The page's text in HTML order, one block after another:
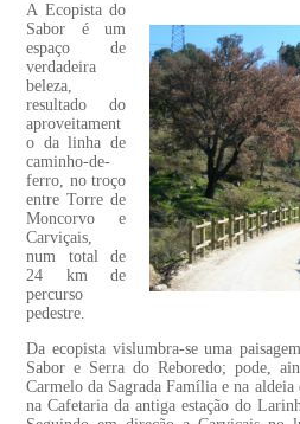
A Ecopista do
Sabor é um
espaço de
verdadeira
beleza,
resultado do
aproveitament
o da linha de
caminho-de-
ferro, no troço
entre Torre de
Moncorvo e
Carviçais,
num total de
24 km de
percurso
pedestre.
Da ecopista vislumbra-se uma
Sabor e Serra do Reboredo; pode,
Carmelo da Sagrada Família e na
na Cafetaria da antiga estação do